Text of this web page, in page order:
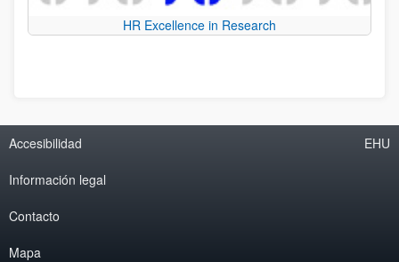
HR Excellence in Research
Accesibilidad
Información legal
Contacto
Mapa
EHU